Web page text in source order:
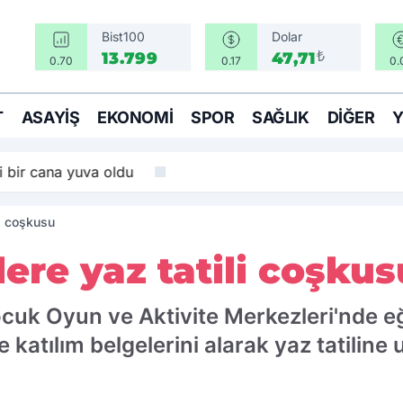
0.70
Bist100
13.799 0.17
Dolar
47,71₺
ASAYIŞ EKONOMI SPOR SAĞLIK DIĞER
bir cana yuva oldu
coşkusu
yaz tatili
Oyun ve Aktivite Merkezleri'nde
katılım belgelerini alarak yaz tatiline